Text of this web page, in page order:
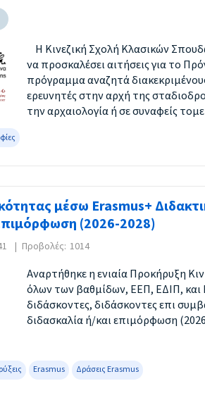
Η Κινεζική Σχολή Κλασικών
να προσκαλέσει αιτήσεις για το
πρόγραμμα αναζητά
ερευνητές στην αρχή της
την αρχαιολογία ή σε συναφείς
μέσω Erasmus+
(2026-2028)
| Προβολές: 1014
Αναρτήθηκε η ενιαία Προκήρυξη
όλων των βαθμίδων, ΕΕΠ, ΕΔΙΠ,
διδάσκοντες, διδάσκοντες επι
διδασκαλία ή/και επιμόρφωση
Erasmus Δράσεις Erasmus